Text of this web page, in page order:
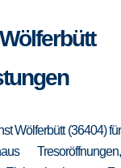
Wölferbütt (36404) für
Tresoröffnungen,